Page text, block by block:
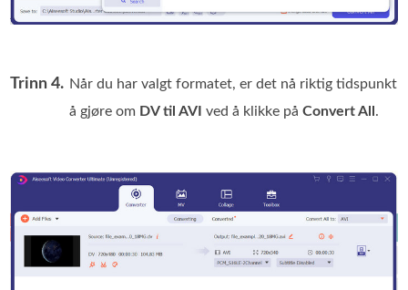
Trinn 4. Når du har valgt formatet, er det nå riktig tidspunkt
å gjøre om DV til AVI ved å klikke påConvert All .